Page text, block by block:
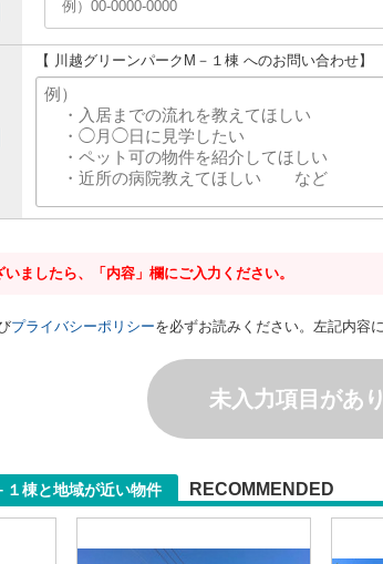
【 川越グリーンパークM－１棟 へのお問い合わせ】
ましたら、「内容」欄にご入力ください。
プライバシーポリシーを必ずお読みください。左記内容
未入力項目があ
１棟と地域が近い物件 RECOMMENDED